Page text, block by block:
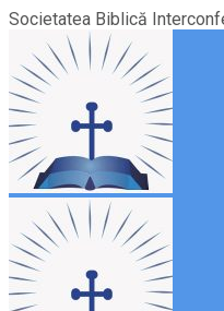
Societatea Biblică